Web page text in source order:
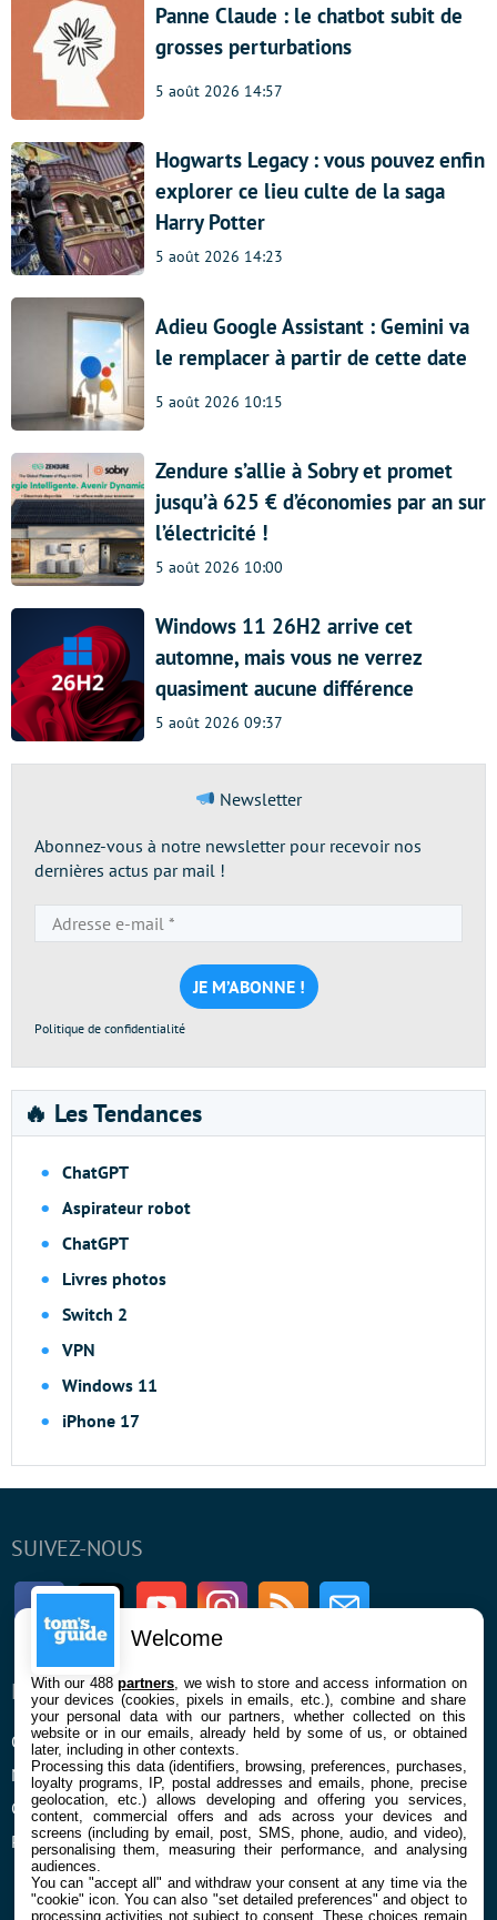
Panne Claude : le chatbot subit de
grosses perturbations
5 août 2026 14:57
Hogwarts Legacy : vous pouvez enfin
explorer ce lieu culte de la saga
Harry Potter
5 août 2026 14:23
Adieu Google Assistant : Gemini va
le remplacer à partir de cette date
5 août 2026 10:15
Zendure s’allie à Sobry et promet
jusqu’à 625 € d’économies par an sur
l’électricité !
5 août 2026 10:00
Windows 11 26H2 arrive cet
automne, mais vous ne verrez
quasiment aucune différence
5 août 2026 09:37
Newsletter
Abonnez-vous à notre newsletter pour recevoir nos
dernières actus par mail !
e-
mail
*
Politique de confidentialité
🔥 Les Tendances
ChatGPT
Aspirateur robot
ChatGPT
Livres photos
Switch 2
VPN
Windows 11
iPhone 17
SUIVEZ-NOUS
FacebookTwitter Youtube InstagramRSS Newsletter
ENTREPRISE
Qui sommes nous
Mentions légales et CGU
Confidentialité et Cookies
Préférences cookies
À PROPOS
La rédaction
Contact
Welcome
With our 488partners , we wish to store and access information on
your devices (cookies, pixels in emails, etc.), combine and share
your personal data with our partners, whether collected on this
website or in our emails, already held by some of us, or obtained
later, including in other contexts.
Processing this data (identifiers, browsing, preferences, purchases,
loyalty programs, IP, postal addresses and emails, phone, precise
geolocation, etc.) allows developing and offering you services,
content, commercial offers and ads across your devices and
screens (including by email, post, SMS, phone, audio, and video),
personalising them, measuring their performance, and analysing
audiences.
You can "accept all" and withdraw your consent at any time via the
"cookie" icon. You can also "set detailed preferences" and object to
processing activities not subject to consent. These choices remain